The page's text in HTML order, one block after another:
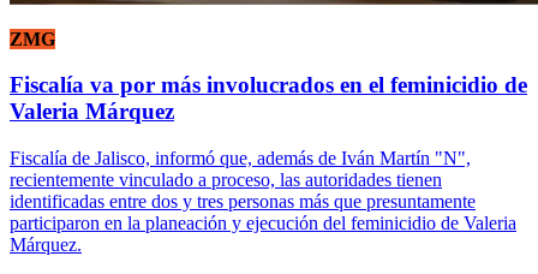
ZMG
Fiscalía va por más involucrados en el feminicidio de
Valeria Márquez
Fiscalía de Jalisco, informó que, además de Iván Martín "N",
recientemente vinculado a proceso, las autoridades tienen
identificadas entre dos y tres personas más que presuntamente
participaron en la planeación y ejecución del feminicidio de Valeria
Márquez.